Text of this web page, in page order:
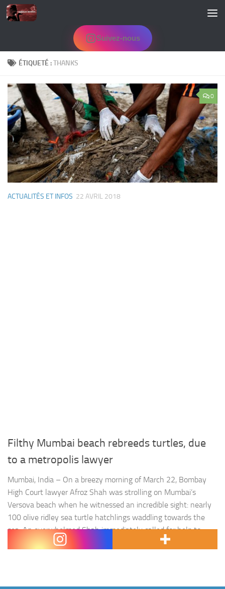
Skip to content
Suivez-nous
ÉTIQUETÉ :THANKS
0
ACTUALITÉS ET INFOS 22 AVRIL 2018
Filthy Mumbai beach rebreeds turtles, due
to a metropolis lawyer
Mumbai, India – On a breezy morning of March 22, Bombay
High Court lawyer Afroz Shah was strolling on Mumbai’s
Versova beach when he witnessed an incredible sight: nearly
100 olive ridley sea turtle hatchlings waddling towards the
sea. An overwhelmed Shah immediately called for help to
ensure that the turtles were not attacked by…